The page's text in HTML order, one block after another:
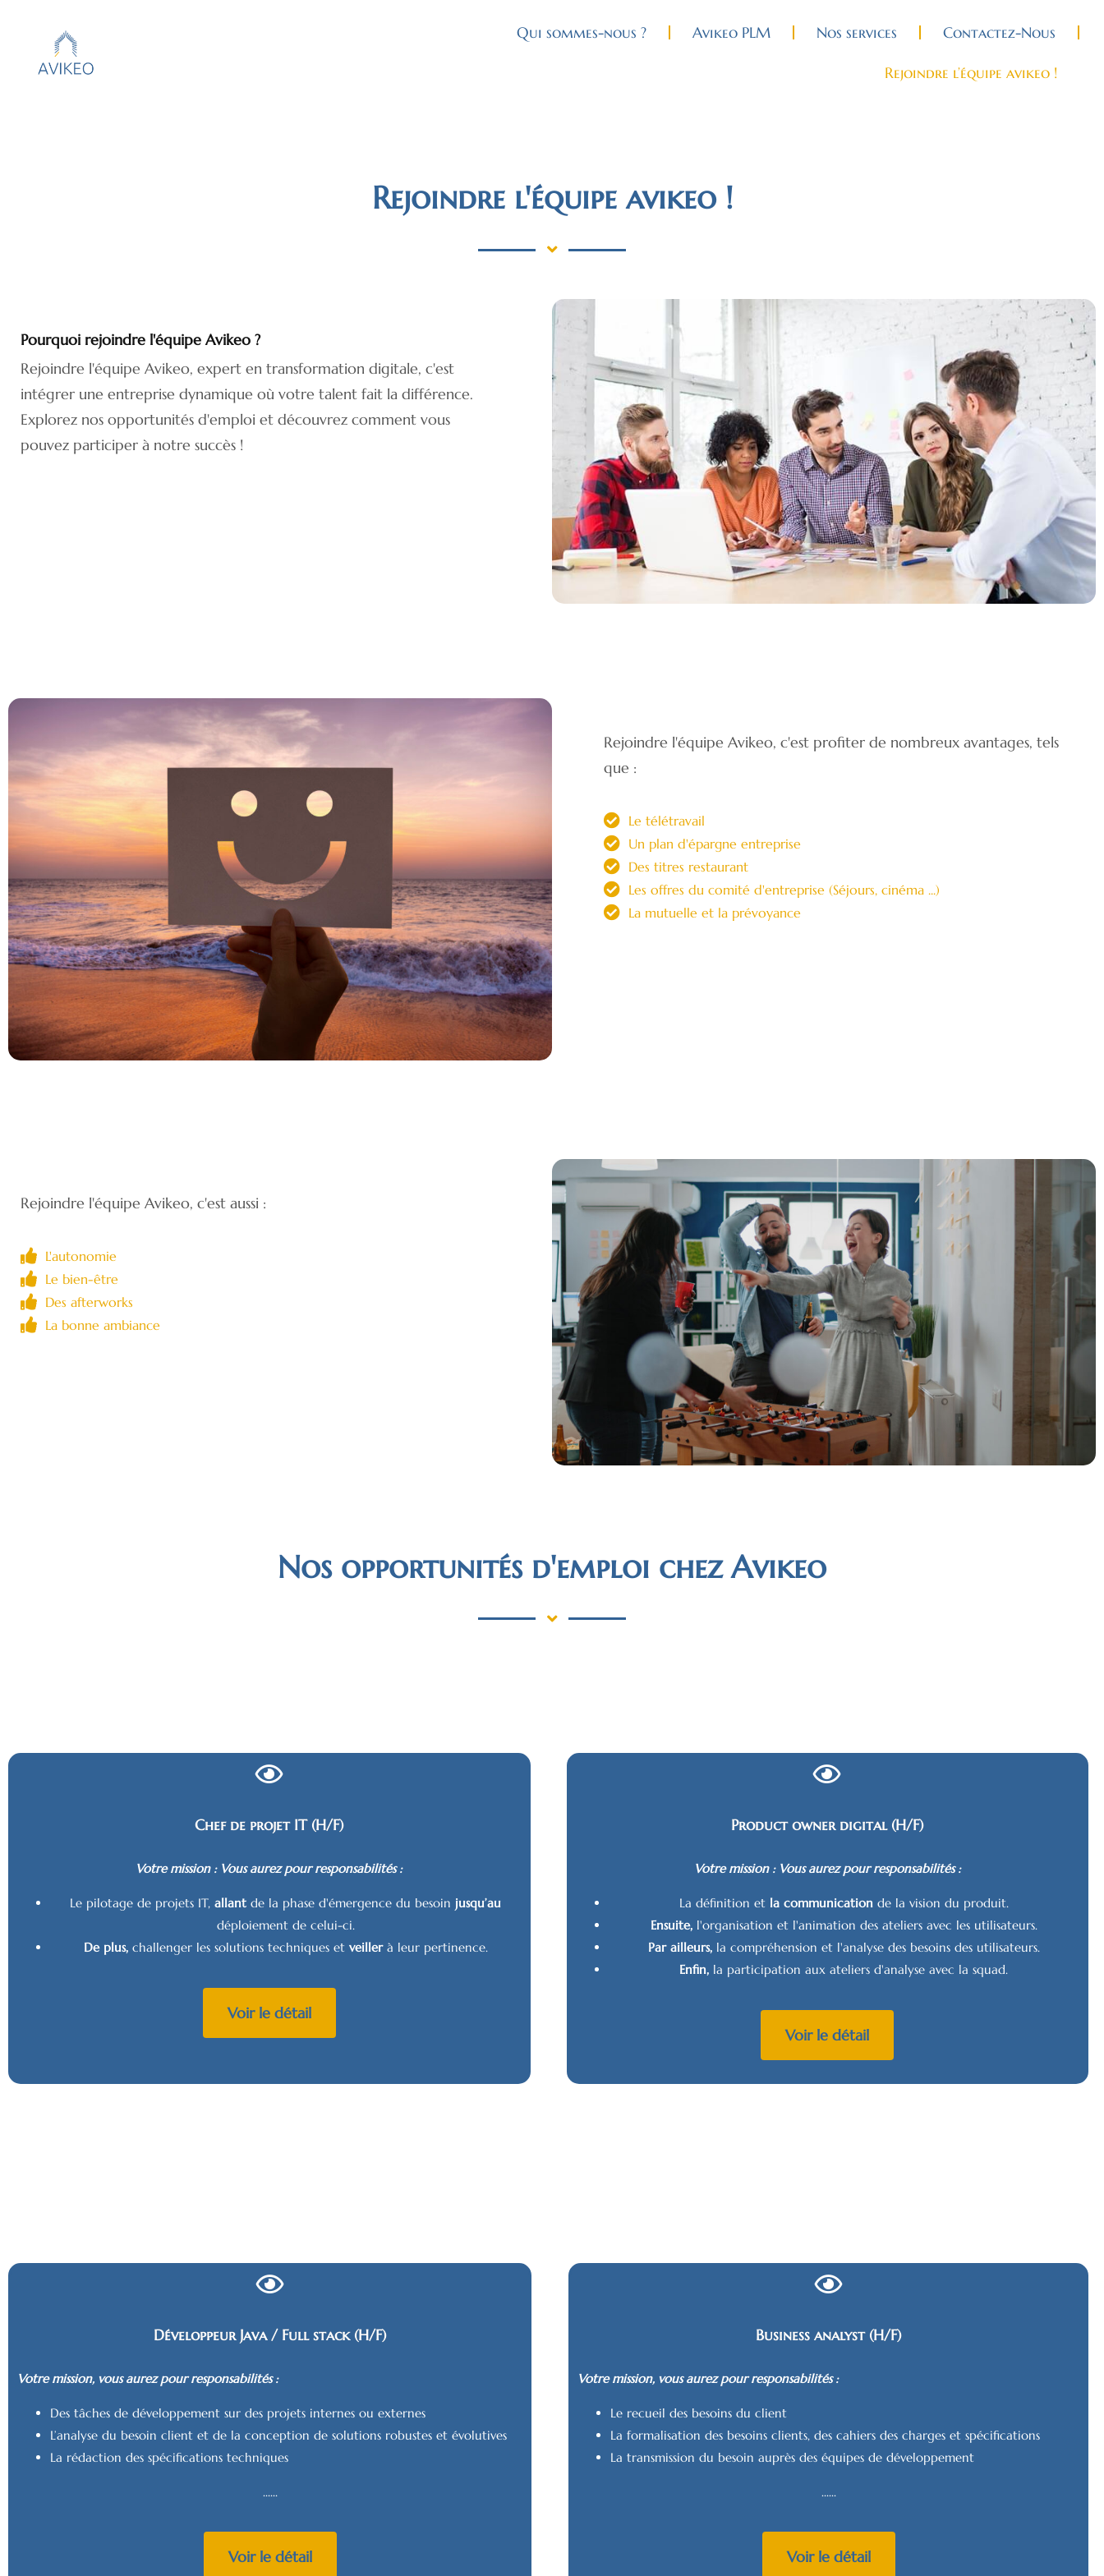
Qui sommes-nous ? Avikeo PLM Nos services Contactez-Nous
Rejoindre l’équipe avikeo !
Rejoindre l'équipe avikeo !
Pourquoi rejoindre l'équipe Avikeo ?
Rejoindre l'équipe Avikeo, expert en transformation digitale, c'est
intégrer une entreprise dynamique où votre talent fait la différence.
Explorez nos opportunités d'emploi et découvrez comment vous
pouvez participer à notre succès !
Rejoindre l'équipe Avikeo, c'est profiter de nombreux avantages, tels
que :
Le télétravail
Un plan d'épargne entreprise
Des titres restaurant
Les offres du comité d'entreprise (Séjours, cinéma ...)
La mutuelle et la prévoyance
Rejoindre l'équipe Avikeo, c'est aussi :
L'autonomie
Le bien-être
Des afterworks
La bonne ambiance
Nos opportunités d'emploi chez Avikeo
Chef de projet IT (H/F)
Votre mission : Vous aurez pour responsabilités :
Le pilotage de projets IT,allant de la phase d'émergence du besoin jusqu’au
déploiement de celui-ci.
De plus,challenger les solutions techniques et veillerà leur pertinence.
Voir le détail
Product owner digital (H/F)
Votre mission : Vous aurez pour responsabilités :
La définition et la communicationde la vision du produit.
Ensuite,l'organisation et l'animation des ateliers avec les utilisateurs.
Par ailleurs,la compréhension et l'analyse des besoins des utilisateurs.
Enfin, la participation aux ateliers d'analyse avec la squad.
Voir le détail
Développeur Java / Full stack (H/F)
Votre mission, vous aurez pour responsabilités :
Des tâches de développement sur des projets internes ou externes
L’analyse du besoin client et de la conception de solutions robustes et évolutives
La rédaction des spécifications techniques
......
Voir le détail
Business analyst (H/F)
Votre mission, vous aurez pour responsabilités :
Le recueil des besoins du client
La formalisation des besoins clients, des cahiers des charges et spécifications
La transmission du besoin auprès des équipes de développement
......
Voir le détail